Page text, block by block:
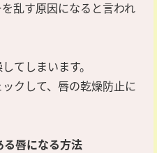
乱す原因になると言われ
てしまいます。
クして、唇の乾燥防止に
唇になる方法